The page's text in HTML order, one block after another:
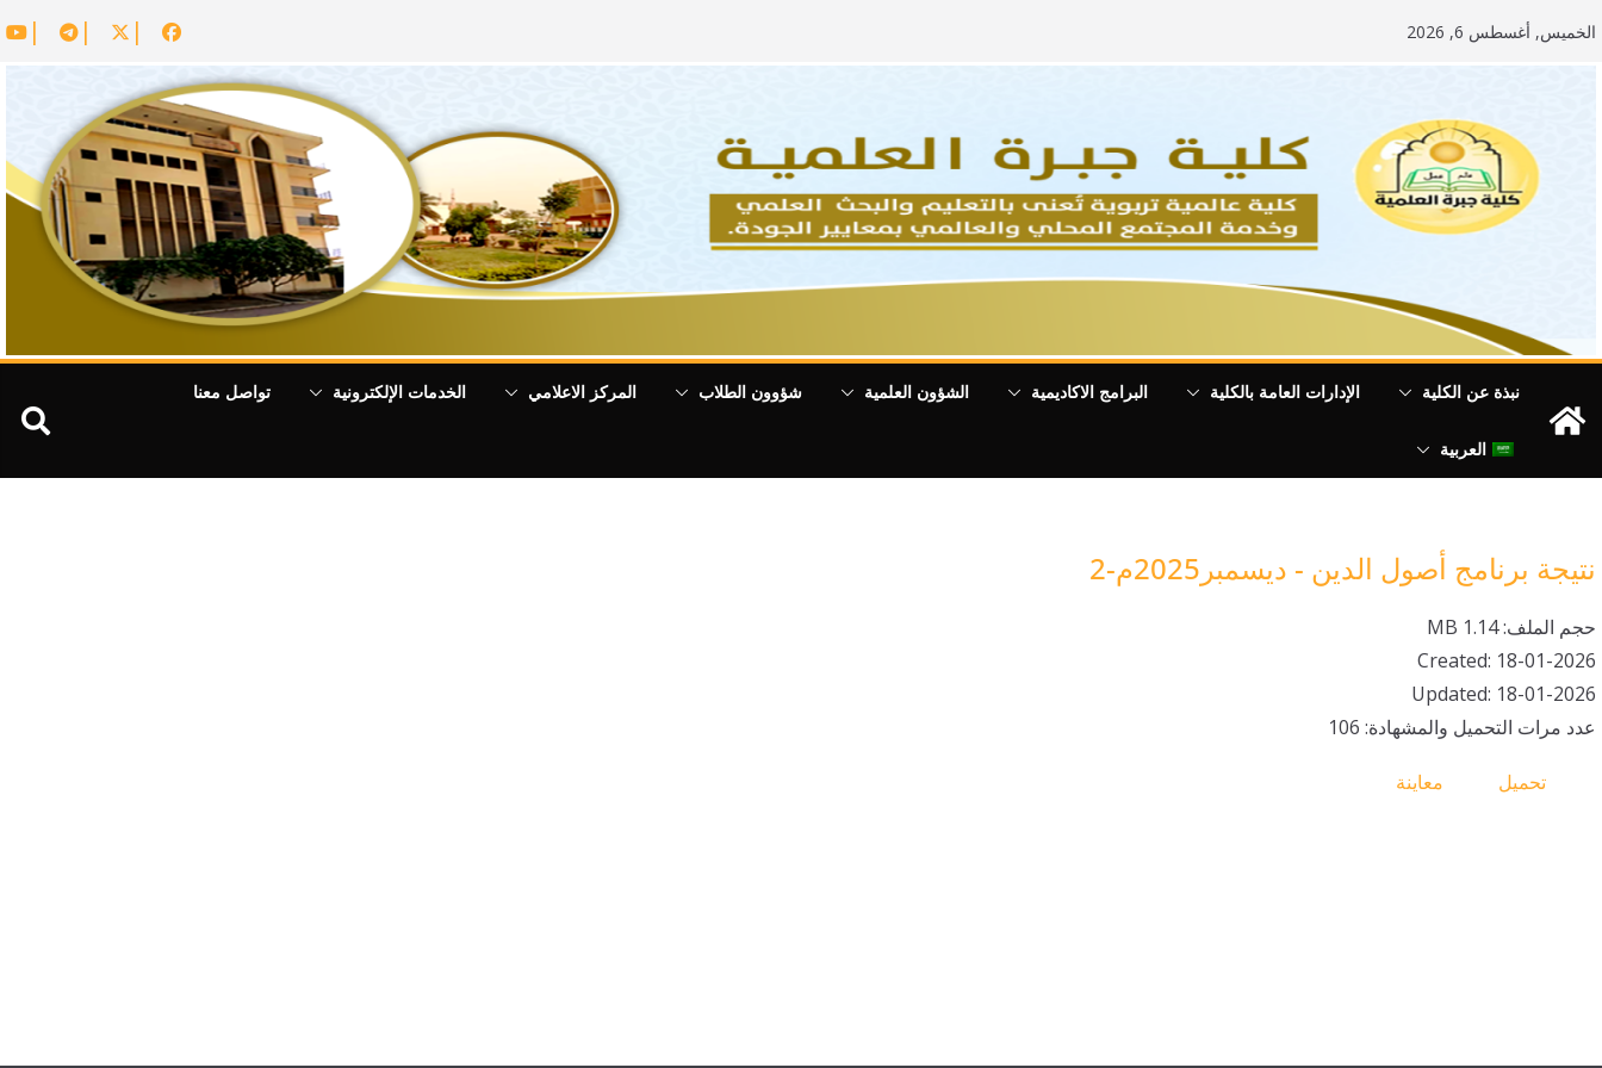
الخميس, أغسطس 6, 2026
نبذة عن الكلية الإدارات العامة بالكلية البرامج الاكاديمية الشؤون العلمية شؤوون الطلاب المركز الاعلامي الخدمات الإلكترونية تواصل معنا
العربية
نتيجة برنامج أصول الدين - ديسمبر2025م-2
حجم الملف: 1.14 MB
Created: 18-01-2026
Updated: 18-01-2026
عدد مرات التحميل والمشهادة: 106
تحميل معاينة